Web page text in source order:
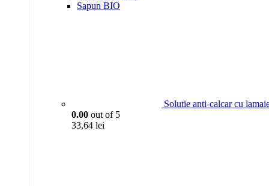
Sapun BIO
Solutie anti-calcar cu
0.00 out of 5
33,64 lei